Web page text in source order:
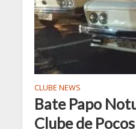
CLUBE NEWS
Bate Papo
Clube de